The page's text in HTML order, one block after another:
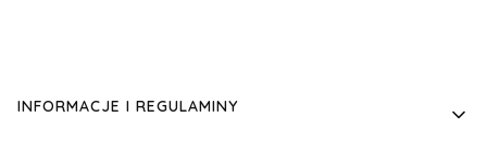
Linki w stopce
INFORMACJE I REGULAMINY